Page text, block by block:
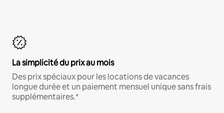
La simplicité du prix au mois
Des prix spéciaux pour les locations de vacances
longue durée et un paiement mensuel unique sans frais
supplémentaires.*